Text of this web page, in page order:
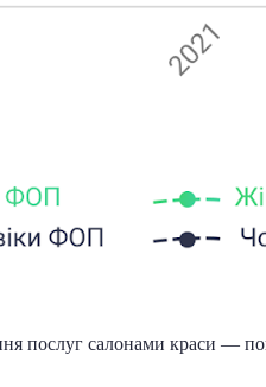
салонами краси —